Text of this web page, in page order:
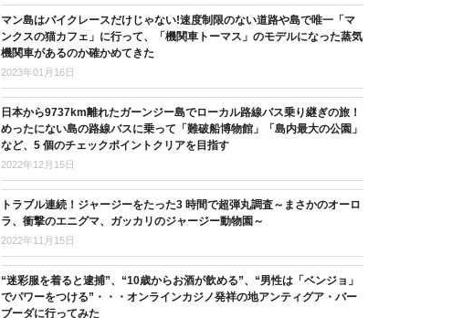
マン島はバイクレースだけじゃない!速度制限のない道路や島で唯一「マ
ンクスの猫カフェ」に行って、「機関車トーマス」のモデルになった蒸気
機関車があるのか確かめてきた
2023年01月16日
日本から9737km離れたガーンジー島でローカル路線バス乗り継ぎの旅！
めったにない島の路線バスに乗って「難破船博物館」「島内最大の公園」
など、5 個のチェックポイントクリアを目指す
2022年12月15日
トラブル連続！ジャージーをたった3 時間で超弾丸調査～まさかのオーロ
ラ、衝撃のエニグマ、ガッカリのジャージー動物園～
2022年11月15日
“迷彩服を着ると逮捕”、“10歳からお酒が飲める”、“男性は「ベンジョ」
でパワーをつける”・・・オンラインカジノ発祥の地アンティグア・バー
ブーダに行ってみた